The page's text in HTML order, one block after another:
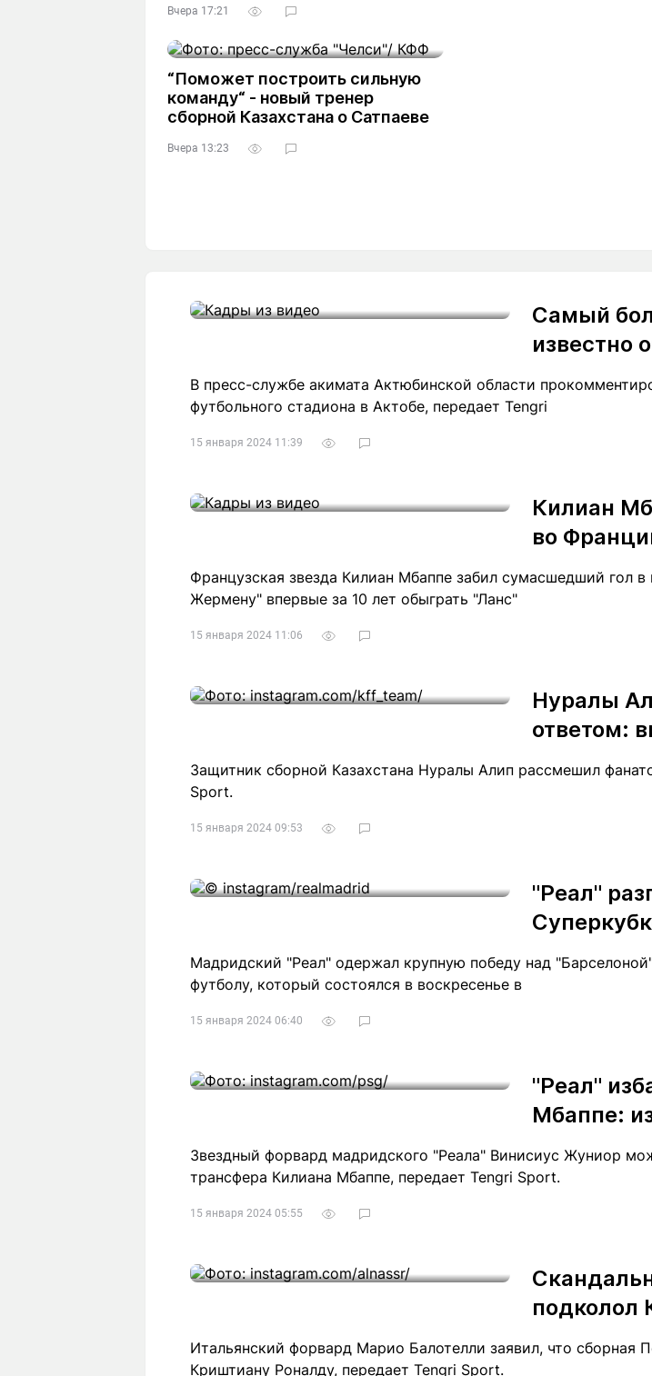
Вчера 17:21
“Поможет построить сильную
команду“ - новый тренер
сборной Казахстана о Сатпаеве
Вчера 13:23
Самый
известно
В пресс-службе акимата Актюбинской области
футбольного стадиона в Актобе, передает Tengri
15 января 2024 11:39
Килиан
во
Французская звезда Килиан Мбаппе забил сумасшедший гол
Жермену" впервые за 10 лет обыграть "Ланс"
15 января 2024 11:06
Нуралы
ответом:
Защитник сборной Казахстана Нуралы Алип рассмешил
Sport.
15 января 2024 09:53
"Реал"
Мадридский "Реал" одержал крупную победу над
футболу, который состоялся в воскресенье в
15 января 2024 06:40
"Реал"
Мбаппе:
Звездный форвард мадридского "Реала" Винисиус Жуниор
трансфера Килиана Мбаппе, передает Tengri Sport.
15 января 2024 05:55
подколол
Итальянский форвард Марио Балотелли заявил, что сборная
Криштиану Роналду, передает Tengri Sport.